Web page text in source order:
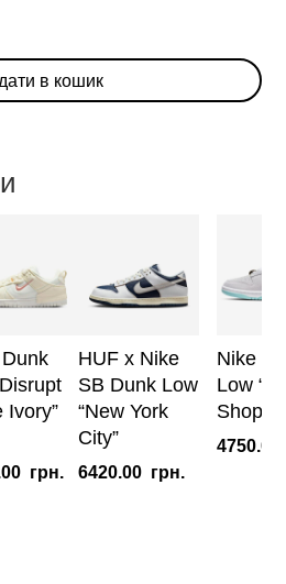
в кошик
Ivory”
грн.
HUF x Nike
SB Dunk Low
“New York
City”
6420.00 грн.
Nike
Low
Shop”
4750.00